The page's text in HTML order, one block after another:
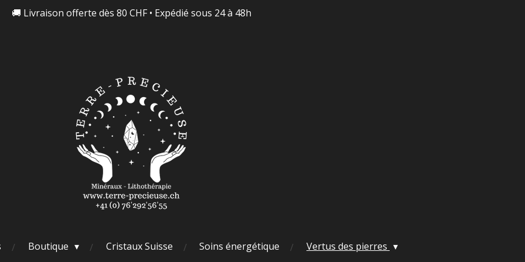
🚚 Livraison offerte dès 80 CHF • Expédié sous 24 à 48h
Boutique Cristaux Suisse Soins énergétique
Vertus des pierres